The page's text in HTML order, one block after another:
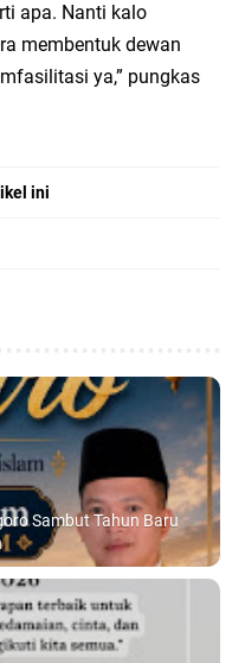
Gowes dan Pasar Ahad
Penyembelihan Hewan
Hewan Qurban dari
Senin, 10 Agustus
apa. Nanti kalo
membentuk dewan
ya,” pungkas
ini
Sambut Tahun Baru